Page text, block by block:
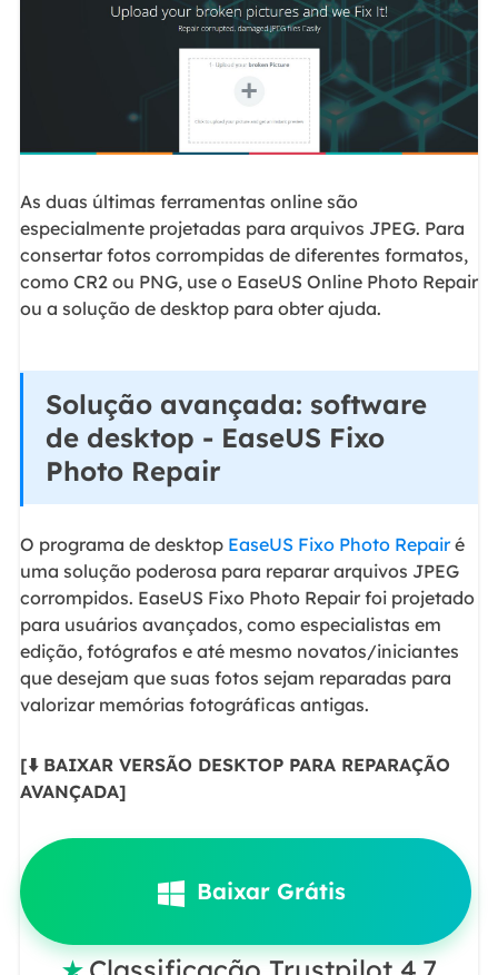
As duas últimas ferramentas online são
especialmente projetadas para arquivos JPEG. Para
consertar fotos corrompidas de diferentes formatos,
como CR2 ou PNG, use o EaseUS Online Photo Repair
ou a solução de desktop para obter ajuda.
Solução avançada: software
de desktop - EaseUS Fixo
Photo Repair
O programa de desktop EaseUS Fixo Photo Repairé
uma solução poderosa para reparar arquivos JPEG
corrompidos. EaseUS Fixo Photo Repair foi projetado
para usuários avançados, como especialistas em
edição, fotógrafos e até mesmo novatos/iniciantes
que desejam que suas fotos sejam reparadas para
valorizar memórias fotográficas antigas.
[⬇️ BAIXAR VERSÃO DESKTOP PARA REPARAÇÃO
AVANÇADA]
Baixar Grátis
